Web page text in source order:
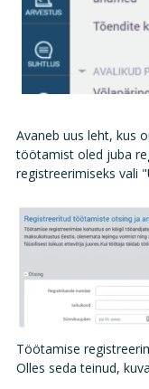
Avaneb uus leht, kus
töötamist oled juba
registreerimiseks vali
Töötamise
Olles seda teinud,